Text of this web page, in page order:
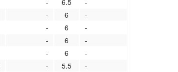
2018/2019
- 6.5
-
- 6
-
- 6
-
- 6
-
- 6
-
- 5.5
-